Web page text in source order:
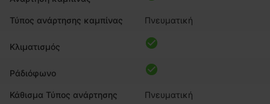
Τύπος ανάρτησης καμπίνας Πνευματική
Κλιματισμός
Ράδιόφωνο
Κάθισμα Τύπος ανάρτησης Πνευματική